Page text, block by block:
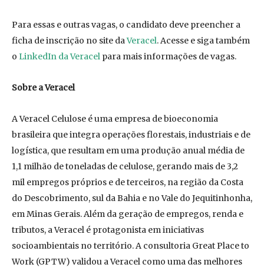
Para essas e outras vagas, o candidato deve preencher a
ficha de inscrição no site daVeracel. Acesse e siga também
o LinkedIn da Veracel para mais informações de vagas.
Sobre a Veracel
A Veracel Celulose é uma empresa de bioeconomia
brasileira que integra operações florestais, industriais e de
logística, que resultam em uma produção anual média de
1,1 milhão de toneladas de celulose, gerando mais de 3,2
mil empregos próprios e de terceiros, na região da Costa
do Descobrimento, sul da Bahia e no Vale do Jequitinhonha,
em Minas Gerais. Além da geração de empregos, renda e
tributos, a Veracel é protagonista em iniciativas
socioambientais no território. A consultoria Great Place to
Work (GPTW) validou a Veracel como uma das melhores